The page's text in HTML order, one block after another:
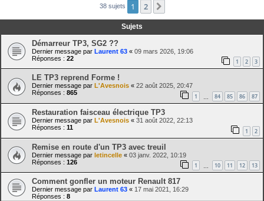
38 sujets 1 2
Sujets
Démarreur TP3, SG2 ??
Dernier message par Laurent 63 « 09 mars 2026, 19:06
Réponses : 22 1 2 3
LE TP3 reprend Forme !
Dernier message par L'Avesnois « 22 août 2025, 20:47
Réponses : 865 1 84 85 86 87
Restauration faisceau électrique TP3
Dernier message par L'Avesnois « 31 août 2022, 22:13
Réponses : 11 1 2
Remise en route d'un TP3 avec treuil
Dernier message par letincelle « 03 janv. 2022, 10:19
Réponses : 126 1 10 11 12 13
Comment gonfler un moteur Renault 817
Dernier message par Laurent 63 « 17 mai 2021, 16:29
Réponses : 8